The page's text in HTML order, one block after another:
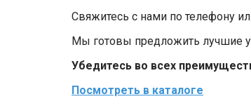
Свяжитесь с нами по телефону
Мы готовы предложить лучшие
Убедитесь во всех
Посмотреть в каталоге